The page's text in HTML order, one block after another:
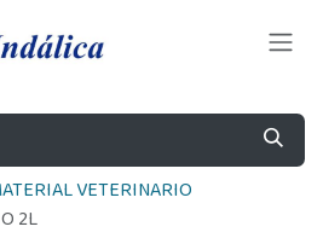
VETERINARIO
2L